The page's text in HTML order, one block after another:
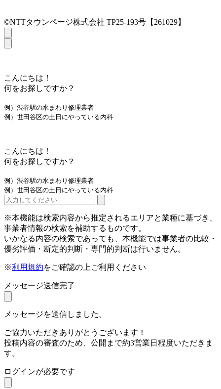
©NTTタウンページ株式会社 TP25-193号【261029】
こんにちは！
何をお探しですか？
例）渋谷駅の水まわり修理業者
例）世田谷区の土日にやっている内科
こんにちは！
何をお探しですか？
例）渋谷駅の水まわり修理業者
例）世田谷区の土日にやっている内科
※本機能は検索内容から推定されるエリアと業種に基づき、
事業者情報の検索を補助するものです。
いかなる内容の検索であっても、本機能では事業者の比較・
優劣評価・断定的判断・専門的判断は行いません。
※利用規約をご確認の上ご利用ください
メッセージ送信完了
メッセージを送信しました。
ご協力いただきありがとうございます！
投稿内容の審査のため、公開まで約3営業日程度いただきま
す。
ログインが必要です